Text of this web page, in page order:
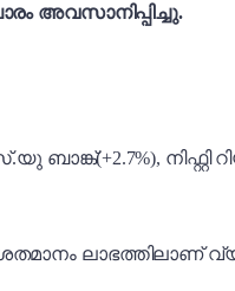
അവസാനിപ്പിച്ചു.
ബാങ്ക്(+2.7%),
ലാഭത്തിലാണ്